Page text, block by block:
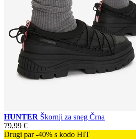
HUNTER Škornji za sneg Črna
79,99 €
Drugi par -40% s kodo HIT